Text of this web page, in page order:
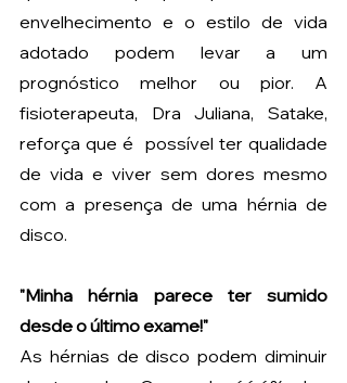
envelhecimento e o estilo de vida
adotado podem levar a um
prognóstico melhor ou pior. A
fisioterapeuta, Dra Juliana, Satake,
reforça que é  possível ter qualidade
de vida e viver sem dores mesmo
com a presença de uma hérnia de
disco.
"Minha hérnia parece ter sumido
desde o último exame!"
As hérnias de disco podem diminuir